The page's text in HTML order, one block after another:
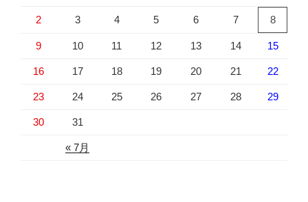
« 7月
2 3 4 5 6 7 8
9 10 11 12 13 14 15
16 17 18 19 20 21 22
23 24 25 26 27 28 29
30 31